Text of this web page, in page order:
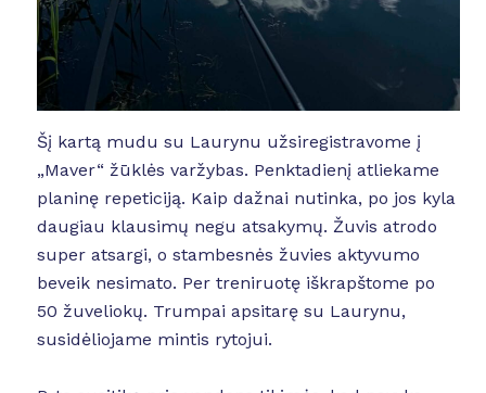
Šį kartą mudu su Laurynu užsiregistravome į
„Maver“ žūklės varžybas. Penktadienį atliekame
planinę repeticiją. Kaip dažnai nutinka, po jos kyla
daugiau klausimų negu atsakymų. Žuvis atrodo
super atsargi, o stambesnės žuvies aktyvumo
beveik nesimato. Per treniruotę iškrapštome po
50 žuveliokų. Trumpai apsitarę su Laurynu,
susidėliojame mintis rytojui.